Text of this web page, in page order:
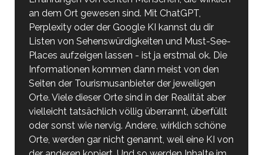
an dem Ort gewesen sind. Mit ChatGPT,
Perplexity oder der Google KI kannst du dir
Listen von Sehenswürdigkeiten und Must-See-
Places aufzeigen lassen - ist ja erstmal ok. Die
Informationen kommen dann meist von den
Seiten der Tourismusanbieter der jeweiligen
Orte. Viele dieser Orte sind in der Realität aber
vielleicht tatsächlich völlig überrannt, überfüllt
oder sonst wie nervig. Andere, wirklich schöne
Orte, werden gar nicht genannt, weil eine KI von